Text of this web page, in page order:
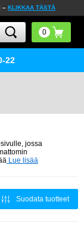
– KLIKKAA TÄSTÄ
22
jossa
Lue lisää
Suodata tuotteet